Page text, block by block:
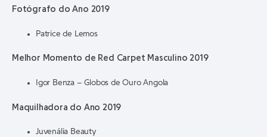
Fotógrafo do Ano 2019
Patrice de Lemos
Melhor Momento de Red Carpet Masculino 2019
Igor Benza – Globos de Ouro Angola
Maquilhadora do Ano 2019
Juvenália Beauty